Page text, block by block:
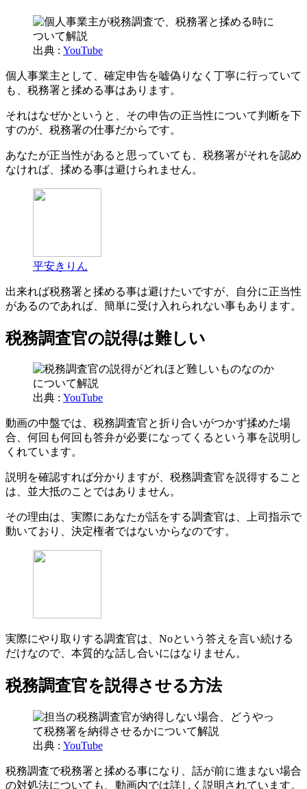
出典 : YouTube
個人事業主として、確定申告を嘘偽りなく丁寧に行っていて
も、税務署と揉める事はあります。
それはなぜかというと、その申告の正当性について判断を下
すのが、税務署の仕事だからです。
あなたが正当性があると思っていても、税務署がそれを認め
なければ、揉める事は避けられません。
平安きりん
出来れば税務署と揉める事は避けたいですが、自分に正当性
があるのであれば、簡単に受け入れられない事もあります。
税務調査官の説得は難しい
出典 : YouTube
動画の中盤では、税務調査官と折り合いがつかず揉めた場
合、何回も何回も答弁が必要になってくるという事を説明し
くれています。
説明を確認すれば分かりますが、税務調査官を説得すること
は、並大抵のことではありません。
その理由は、実際にあなたが話をする調査官は、上司指示で
動いており、決定権者ではないからなのです。
実際にやり取りする調査官は、Noという答えを言い続ける
だけなので、本質的な話し合いにはなりません。
税務調査官を説得させる方法
出典 : YouTube
税務調査で税務署と揉める事になり、話が前に進まない場合
の対処法についても、動画内では詳しく説明されています。